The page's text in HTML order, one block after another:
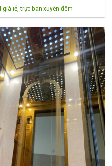
giá rẻ, trực ban xuyên đêm